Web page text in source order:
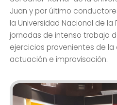
Juan y por último
la Universidad Nacional de la
jornadas de intenso trabajo
ejercicios provenientes de la
actuación e improvisación.